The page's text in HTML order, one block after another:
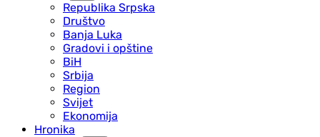
Republika Srpska
Društvo
Banja Luka
Gradovi i opštine
BiH
Srbija
Region
Svijet
Ekonomija
Hronika